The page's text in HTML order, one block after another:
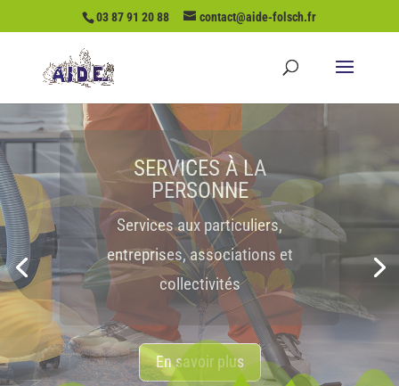
03 87 91 20 88 contact@aide-folsch.fr
AVEC AIDE
FOLSCHVILLER... VOS
AVANTAGES
Démarches simplifiées,
souplesse, tarifs attractifs,
crédits d’impôts